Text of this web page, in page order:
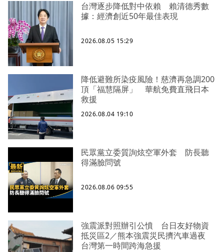
台灣逐步降低對中依賴 賴清德秀數
據：經濟創近50年最佳表現
2026.08.05 15:29
降低避難所染疫風險！慈濟再急調200
頂「福慧隔屏」 華航免費直飛日本
救援
2026.08.04 19:10
民眾黨立委質詢炫空軍外套 防長聽
得滿臉問號
2026.08.06 09:55
強震派對照辦引公憤 台日友好物資
抵災區2／熊本強震災民擠汽車過夜
台灣第一時間跨海急援